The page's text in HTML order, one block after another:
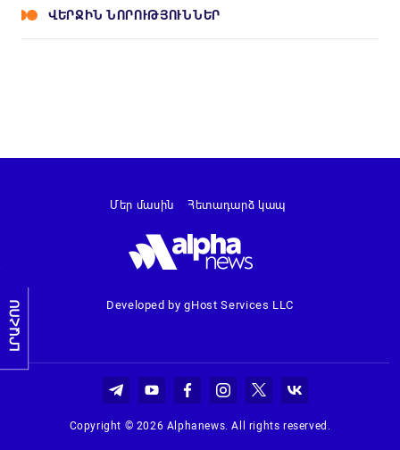
ՎԵՐՋԻՆ ՆՈՐՈՒԹՅՈՒՆՆԵՐ
ԼՐԱՀՈՍ Developed by gHost Services LLC
Մեր մասին Հետադարձ կապ
Copyright © 2026 Alphanews. All rights reserved.